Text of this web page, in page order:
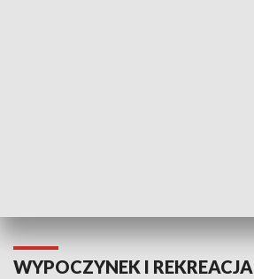
WYPOCZYNEK I REKREACJA